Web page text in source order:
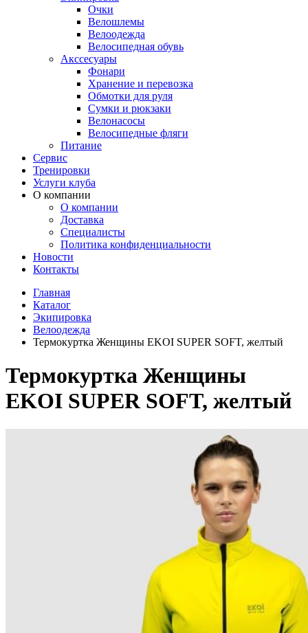
Очки
Велошлемы
Велоодежда
Велосипедная обувь
Акссесуары
Фонари
Хранение и перевозка
Обмотки для руля
Сумки и рюкзаки
Велонасосы
Велосипедные фляги
Питание
Сервис
Тренировки
Услуги клуба
О компании
О компании
Доставка
Специалисты
Политика конфиденциальности
Новости
Контакты
Главная
Каталог
Экипировка
Велоодежда
Термокуртка Женщины EKOI SUPER SOFT, желтый
Термокуртка Женщины
EKOI SUPER SOFT, желтый